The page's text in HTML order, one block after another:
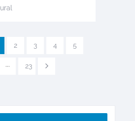
2 3 4 5
··· 23